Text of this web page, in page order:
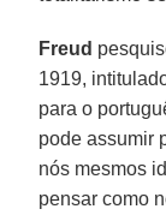
Freud
1919,
para o
pode assumir
nós mesmos
pensar como